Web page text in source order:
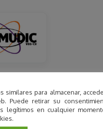
VBS-CV
Vega Baja del Segura de
científica de
Superior de Orihuela
Profesores de Ciencias
similares para almacenar,
Puede retirar su
legítimos en cualquier